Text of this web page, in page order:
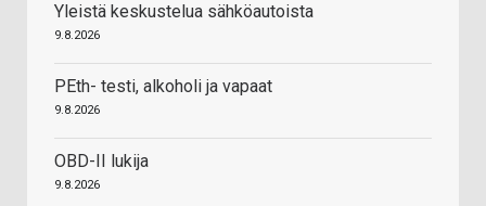
Yleistä keskustelua sähköautoista
9.8.2026
PEth- testi, alkoholi ja vapaat
9.8.2026
OBD-II lukija
9.8.2026